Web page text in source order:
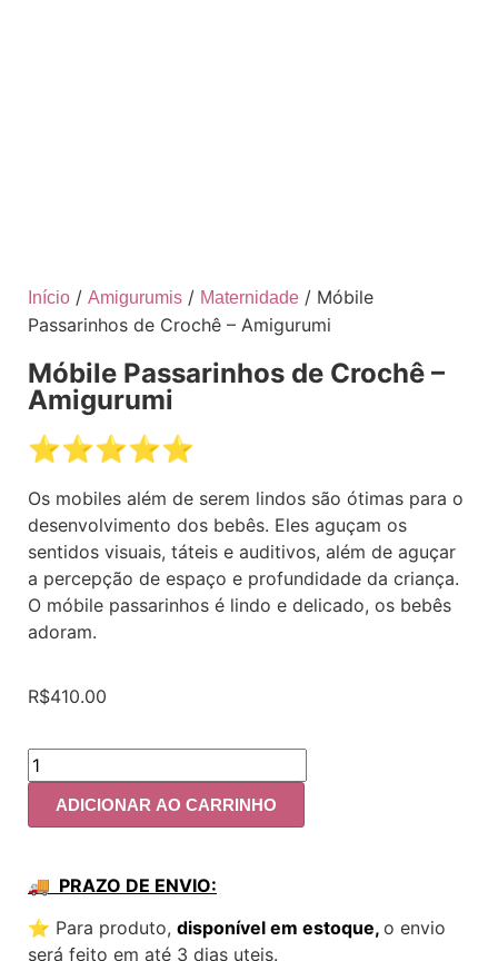
Início / Amigurumis / Maternidade / Móbile
Passarinhos de Crochê – Amigurumi
Móbile Passarinhos de Crochê –
Amigurumi
⭐️⭐️⭐️⭐️⭐️
Os mobiles além de serem lindos são ótimas para o
desenvolvimento dos bebês. Eles aguçam os
sentidos visuais, táteis e auditivos, além de aguçar
a percepção de espaço e profundidade da criança.
O móbile passarinhos é lindo e delicado, os bebês
adoram.
R$410.00
ADICIONAR AO CARRINHO
🚚 PRAZO DE ENVIO:
⭐️ Para produto, disponível em estoque, o envio
será feito em até 3 dias uteis.